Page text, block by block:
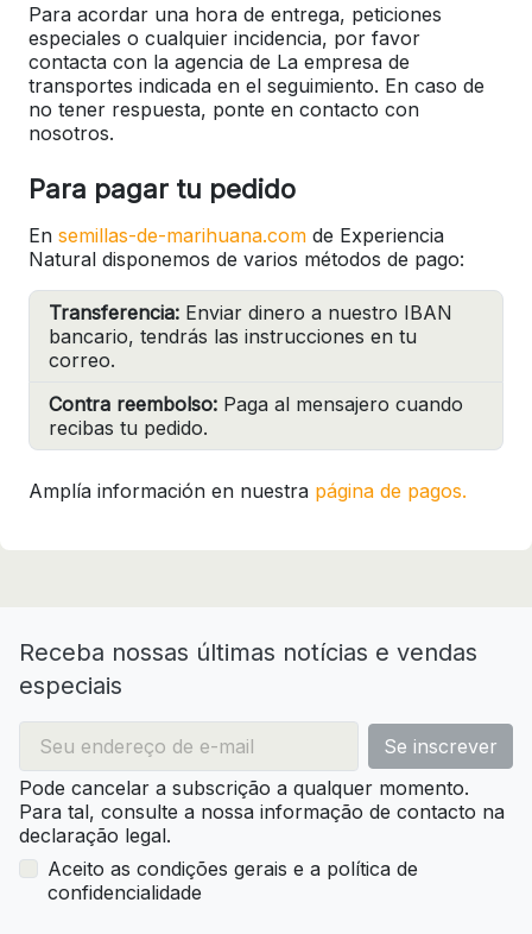
Para acordar una hora de entrega, peticiones
especiales o cualquier incidencia, por favor
contacta con la agencia de La empresa de
transportes indicada en el seguimiento. En caso de
no tener respuesta, ponte en contacto con
nosotros.
Para pagar tu pedido
En semillas-de-marihuana.com de Experiencia
Natural disponemos de varios métodos de pago:
Transferencia: Enviar dinero a nuestro IBAN
bancario, tendrás las instrucciones en tu
correo.
Contra reembolso: Paga al mensajero cuando
recibas tu pedido.
Amplía información en nuestra página de pagos.
Receba nossas últimas notícias e vendas
especiais
Pode cancelar a subscrição a qualquer momento.
Para tal, consulte a nossa informação de contacto na
declaração legal.
Aceito as condições gerais e a política de
confidencialidade